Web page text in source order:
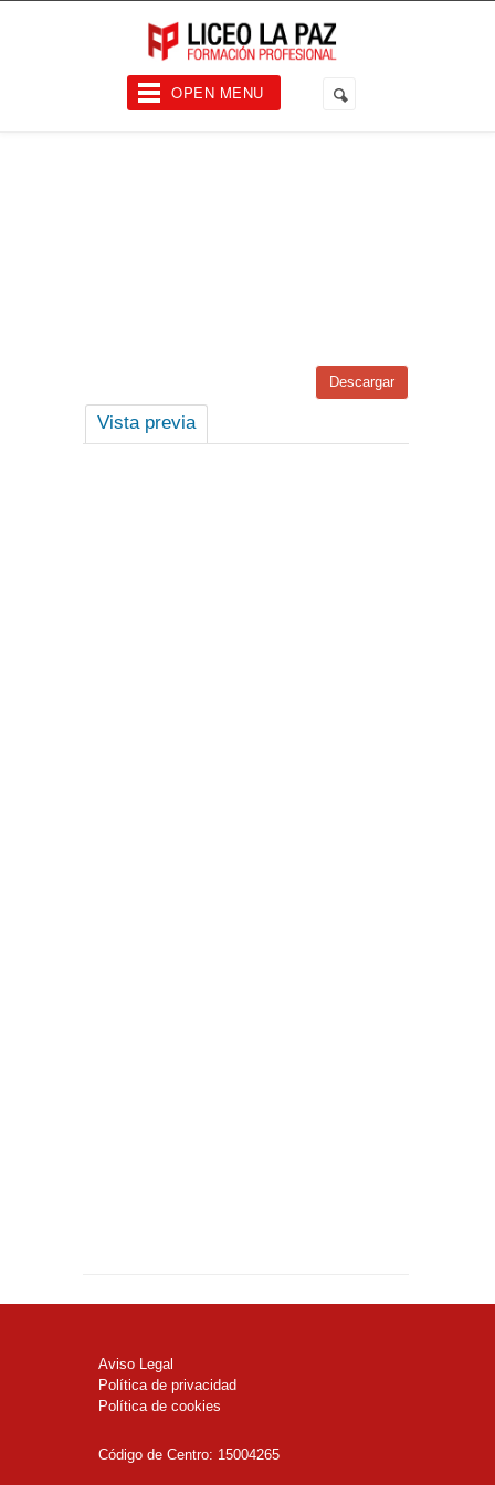
OPEN MENU
Descargar
Vista previa
Aviso Legal
Política de privacidad
Política de cookies
Código de Centro: 15004265